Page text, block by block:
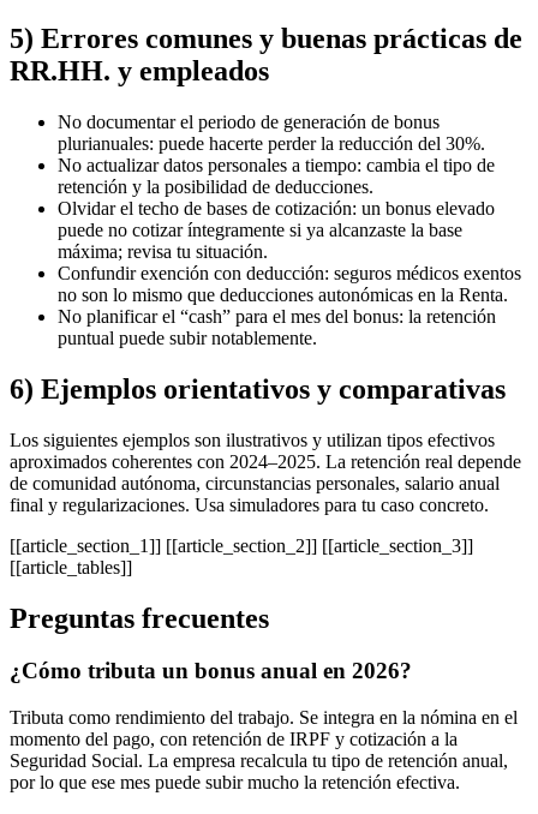
5) Errores comunes y buenas prácticas de
RR.HH. y empleados
No documentar el periodo de generación de bonus
plurianuales: puede hacerte perder la reducción del 30%.
No actualizar datos personales a tiempo: cambia el tipo de
retención y la posibilidad de deducciones.
Olvidar el techo de bases de cotización: un bonus elevado
puede no cotizar íntegramente si ya alcanzaste la base
máxima; revisa tu situación.
Confundir exención con deducción: seguros médicos exentos
no son lo mismo que deducciones autonómicas en la Renta.
No planificar el “cash” para el mes del bonus: la retención
puntual puede subir notablemente.
6) Ejemplos orientativos y comparativas
Los siguientes ejemplos son ilustrativos y utilizan tipos efectivos
aproximados coherentes con 2024–2025. La retención real depende
de comunidad autónoma, circunstancias personales, salario anual
final y regularizaciones. Usa simuladores para tu caso concreto.
[[article_section_1]] [[article_section_2]] [[article_section_3]]
[[article_tables]]
Preguntas frecuentes
¿Cómo tributa un bonus anual en 2026?
Tributa como rendimiento del trabajo. Se integra en la nómina en el
momento del pago, con retención de IRPF y cotización a la
Seguridad Social. La empresa recalcula tu tipo de retención anual,
por lo que ese mes puede subir mucho la retención efectiva.